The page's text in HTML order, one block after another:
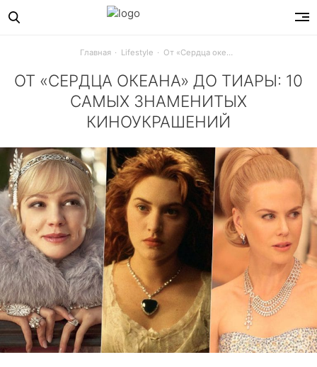
Главная Lifestyle
ОТ «СЕРДЦА ОКЕАНА» ДО ТИАРЫ: 10
САМЫХ ЗНАМЕНИТЫХ
КИНОУКРАШЕНИЙ
Разве можно представить Мэрилин без бриллиантов,